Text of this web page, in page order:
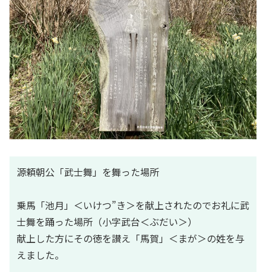
源頼朝公「武士舞」を舞った場所
乗馬「池月」＜いけつ”き＞を献上されたのでお礼に武
士舞を踊った場所（小字武台＜ぶだい＞）
献上した方にその徳を讃え「馬賀」＜まが＞の姓を与
えました。